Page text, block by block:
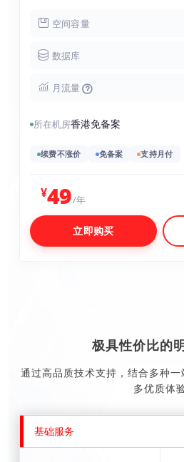
空间容量
数据库
月流量
所在机房香港免备案
续费不涨价 免备案 支持月付
¥49/年
立即购买
极具性价比的
通过高品质技术支持，结合多种
多优质体
基础服务